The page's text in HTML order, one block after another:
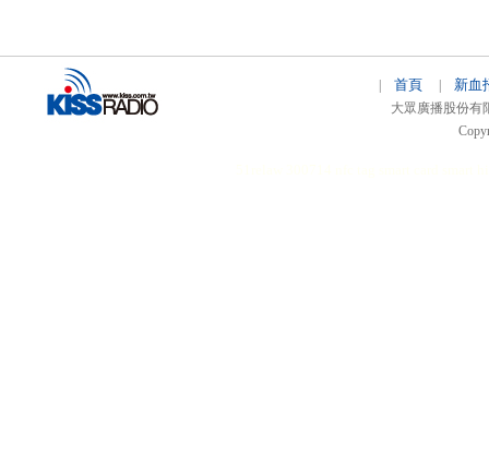
首頁 新血
大眾廣播股份有